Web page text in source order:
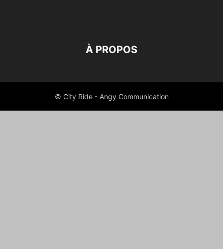
À PROPOS
© City Ride - Angy Communication